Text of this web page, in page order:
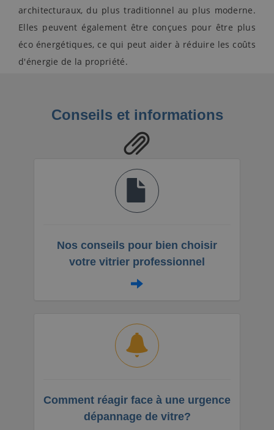
architecturaux, du plus traditionnel au plus moderne.
Elles peuvent également être conçues pour être plus
éco énergétiques, ce qui peut aider à réduire les coûts
d'énergie de la propriété.
Conseils et informations
Nos conseils pour bien choisir
votre vitrier professionnel
Comment réagir face à une urgence
dépannage de vitre?